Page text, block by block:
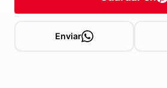
Enviar